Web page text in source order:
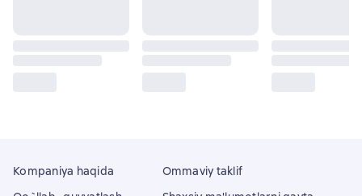
Kompaniya haqida
Ommaviy taklif